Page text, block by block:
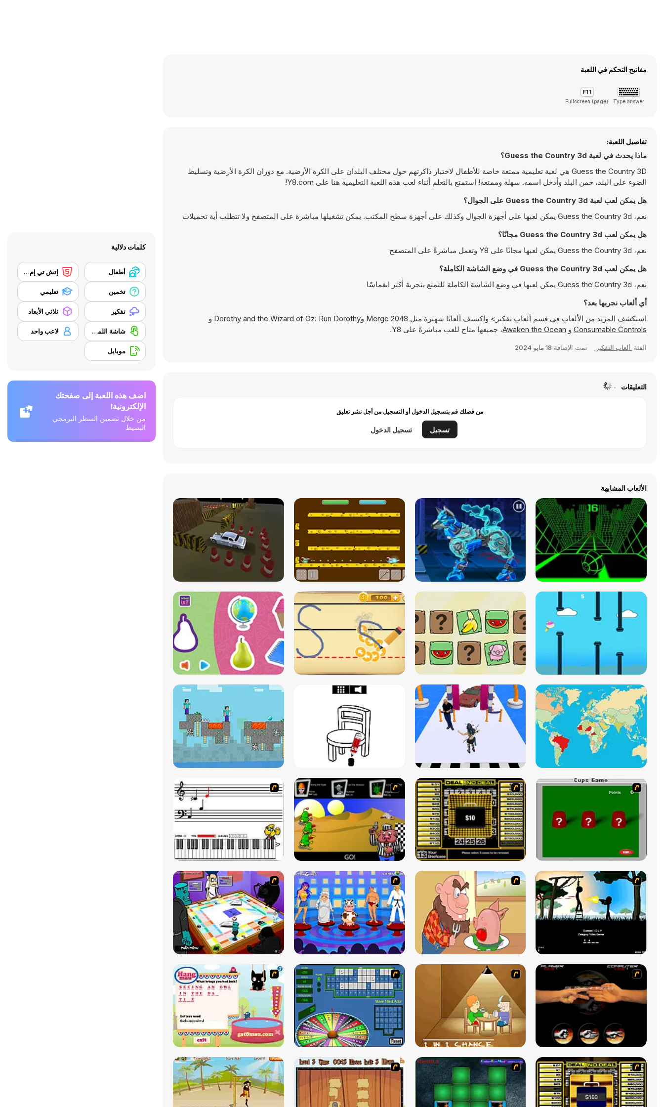
مفاتيح التحكم في اللعبة
Type answer
Fullscreen (page)
تفاصيل اللعبة:
ماذا يحدث في لعبة Guess the Country 3d؟
Guess the Country 3D هي لعبة تعليمية ممتعة خاصة للأطفال لاختبار ذاكرتهم حول مختلف البلدان على الكرة الأرضية. مع دوران الكرة الأرضية وتسليط
الضوء على البلد، خمن البلد وأدخل اسمه. سهلة وممتعة! استمتع بالتعلم أثناء لعب هذه اللعبة التعليمية هنا على Y8.com!
هل يمكن لعب لعبة Guess the Country 3d على الجوال؟
نعم، Guess the Country 3d يمكن لعبها على أجهزة الجوال وكذلك على أجهزة سطح المكتب. يمكن تشغيلها مباشرة على المتصفح ولا تتطلب أية تحميلات
هل يمكن لعب Guess the Country 3d مجانًا؟
نعم، Guess the Country 3d يمكن لعبها مجانًا على Y8 وتعمل مباشرةً على المتصفح
هل يمكن لعب Guess the Country 3d في وضع الشاشة الكاملة؟
نعم، Guess the Country 3d يمكن لعبها في وضع الشاشة الكاملة للتمتع بتجربة أكثر انغماسًا
أي ألعاب نجربها بعد؟
استكشف المزيد من الألعاب في قسم ألعاب تفكير> واكتشف ألعابًا شهيرة مثل 2048 Merge وDorothy and the Wizard of Oz: Run Dorothy و
Consumable Controls و Awaken the Ocean، جميعها متاح للعب مباشرةً على Y8.
الفئة ألعاب التفكير تمت الإضافة 18 مايو 2024
التعليقات
من فضلك قم بتسجيل الدخول أو التسجيل من أجل نشر تعليق
تسجيل تسجيل الدخول
الألعاب المشابهة
كلمات دلالية
أطفال إتش تي إم إل 5
تخمين تعليمي
تفكير ثلاثي الأبعاد
شاشة اللمس لاعب واحد
موبايل
اضف هذه اللعبة إلى صفحتك
الإلكترونية!
من خلال تضمين السطر البرمجي
البسيط